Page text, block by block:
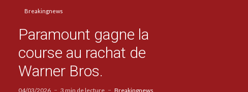
Breakingnews
Paramount gagne la
course au rachat de
Warner Bros.
04/03/2026 3 min de lecture Breakingnews